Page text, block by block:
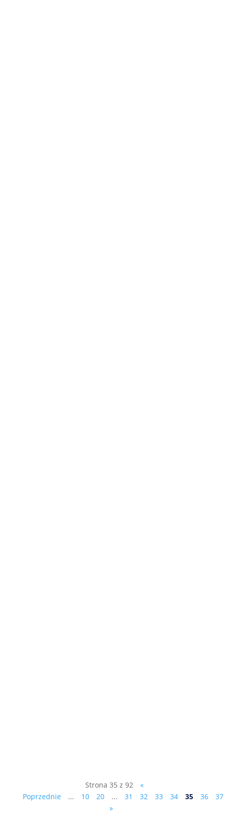
Strona 35 z 92
«
Poprzednie
... 10 20 ... 31 32 33 34 35 36
37
»